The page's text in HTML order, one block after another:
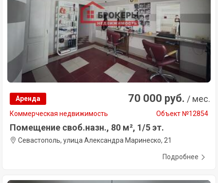
Аренда 70 000 руб. / мес.
Коммерческая недвижимость Объект №12854
Помещение своб.назн., 80 м², 1/5 эт.
Севастополь, улица Александра Маринеско, 21
Подробнее